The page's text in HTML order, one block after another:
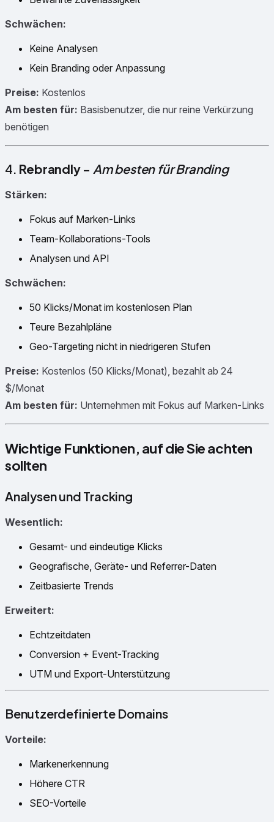
Schwächen:
Keine Analysen
Kein Branding oder Anpassung
Preise: Kostenlos
Am besten für: Basisbenutzer, die nur reine Verkürzung
benötigen
4. Rebrandly– Am besten für Branding
Stärken:
Fokus auf Marken-Links
Team-Kollaborations-Tools
Analysen und API
Schwächen:
50 Klicks/Monat im kostenlosen Plan
Teure Bezahlpläne
Geo-Targeting nicht in niedrigeren Stufen
Preise: Kostenlos (50 Klicks/Monat), bezahlt ab 24
$/Monat
Am besten für: Unternehmen mit Fokus auf Marken-Links
Wichtige Funktionen, auf die Sie achten
sollten
Analysen und Tracking
Wesentlich:
Gesamt- und eindeutige Klicks
Geografische, Geräte- und Referrer-Daten
Zeitbasierte Trends
Erweitert:
Echtzeitdaten
Conversion + Event-Tracking
UTM und Export-Unterstützung
Benutzerdefinierte Domains
Vorteile:
Markenerkennung
Höhere CTR
SEO-Vorteile